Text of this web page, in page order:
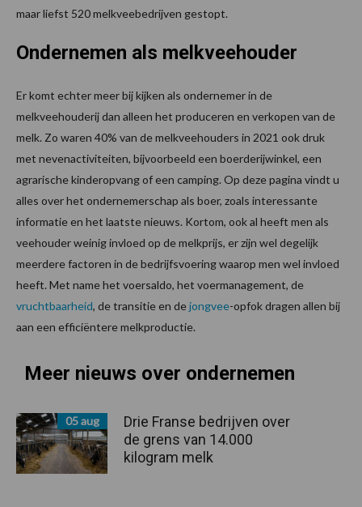
maar liefst 520 melkveebedrijven gestopt.
Ondernemen als melkveehouder
Er komt echter meer bij kijken als ondernemer in de
melkveehouderij dan alleen het produceren en verkopen van de
melk. Zo waren 40% van de melkveehouders in 2021 ook druk
met nevenactiviteiten, bijvoorbeeld een boerderijwinkel, een
agrarische kinderopvang of een camping. Op deze pagina vindt u
alles over het ondernemerschap als boer, zoals interessante
informatie en het laatste nieuws. Kortom, ook al heeft men als
veehouder weinig invloed op de melkprijs, er zijn wel degelijk
meerdere factoren in de bedrijfsvoering waarop men wel invloed
heeft. Met name het voersaldo, het voermanagement, de
vruchtbaarheid, de transitie en dejongvee-opfok dragen allen bij
aan een efficiëntere melkproductie.
Meer nieuws over ondernemen
05 aug
Drie Franse bedrijven over
de grens van 14.000
kilogram melk